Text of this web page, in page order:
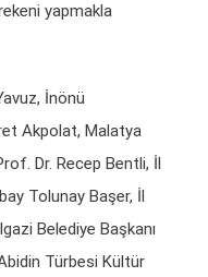
yapmakla
İnönü
Akpolat, Malatya
Dr. Recep Bentli, İl
Tolunay Başer, İl
Belediye Başkanı
Türbesi Kültür